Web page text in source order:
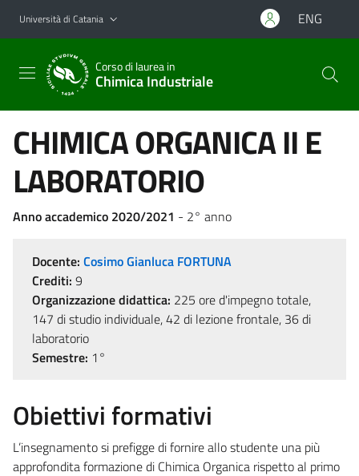
Vai al contenuto principale
Vai al menu di navigazione
Università di Catania ENG
Corso di laurea in
Chimica Industriale
CHIMICA ORGANICA II E
LABORATORIO
Anno accademico 2020/2021 - 2° anno
Docente: Cosimo Gianluca FORTUNA
Crediti: 9
Organizzazione didattica: 225 ore d'impegno totale,
147 di studio individuale, 42 di lezione frontale, 36 di
laboratorio
Semestre: 1°
Obiettivi formativi
L’insegnamento si prefigge di fornire allo studente una più
approfondita formazione di Chimica Organica rispetto al primo